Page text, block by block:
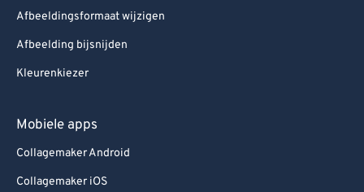
Afbeeldingsformaat wijzigen
Afbeelding bijsnijden
Kleurenkiezer
Mobiele apps
Collagemaker Android
Collagemaker iOS